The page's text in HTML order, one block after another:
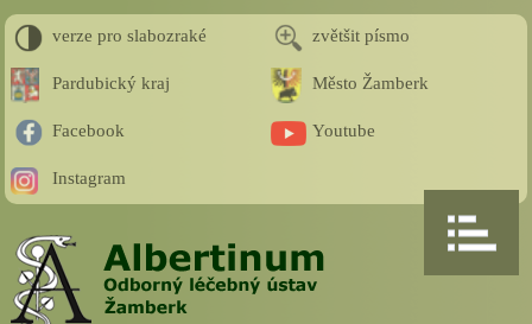
verze pro slabozraké zvětšit písmo
Pardubický kraj Město Žamberk
Facebook Youtube
Instagram